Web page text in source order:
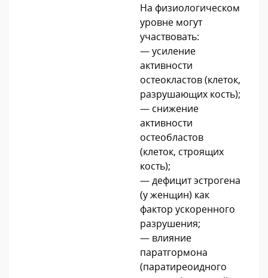
На физиологическом
уровне могут
участвовать:
— усиление
активности
остеокластов (клеток,
разрушающих кость);
— снижение
активности
остеобластов
(клеток, строящих
кость);
— дефицит эстрогена
(у женщин) как
фактор ускоренного
разрушения;
— влияние
паратгормона
(паратиреоидного